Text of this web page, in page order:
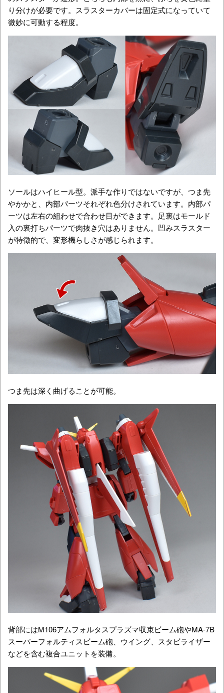
り分けが必要です。スラスターカバーは固定式になっていて
微妙に可動する程度。
ソールはハイヒール型。派手な作りではないですが、つま先
やかかと、内部パーツそれぞれ色分けされています。内部パ
ーツは左右の組わせで合わせ目ができます。足裏はモールド
入の裏打ちパーツで肉抜き穴はありません。凹みスラスター
が特徴的で、変形機らしさが感じられます。
つま先は深く曲げることが可能。
背部にはM106アムフォルタスプラズマ収束ビーム砲やMA-7B
スーパーフォルティスビーム砲、ウイング、スタビライザー
などを含む複合ユニットを装備。